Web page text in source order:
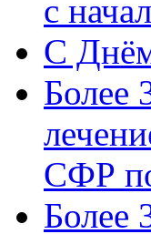
с
C
Более
СФР
Более